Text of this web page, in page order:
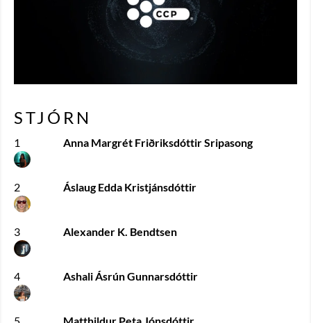
STJÓRN
1 Anna Margrét Friðriksdóttir Sripasong
2 Áslaug Edda Kristjánsdóttir
3 Alexander K. Bendtsen
4 Ashali Ásrún Gunnarsdóttir